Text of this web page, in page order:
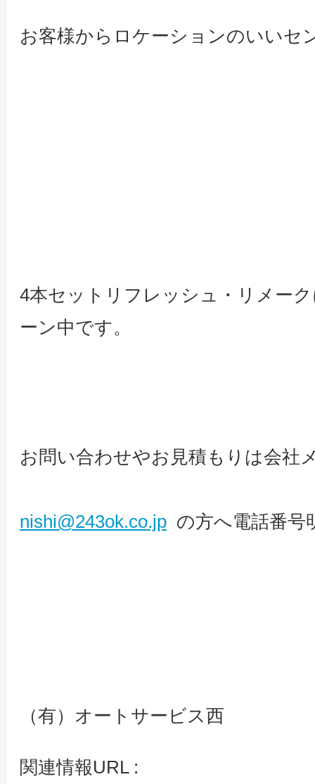
お客様からロケーションのいいセ
4本セットリフレッシュ・リメー
ーン中です。
お問い合わせやお見積もりは会社
nishi@243ok.co.jp の方へ電話番号
（有）オートサービス西
関連情報URL :